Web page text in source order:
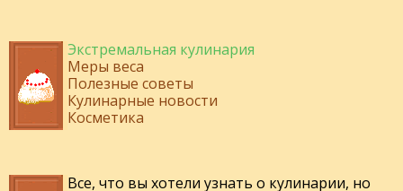
Экстремальная кулинария
Меры веса
Полезные советы
Кулинарные новости
Косметика
Все, что вы хотели узнать о кулинарии, но